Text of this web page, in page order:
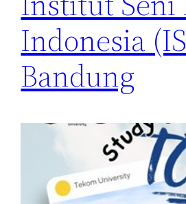
Indonesia
Bandung